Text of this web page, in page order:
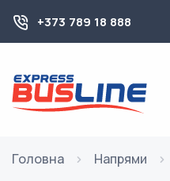
+373 789 18 888
Головна Напрями